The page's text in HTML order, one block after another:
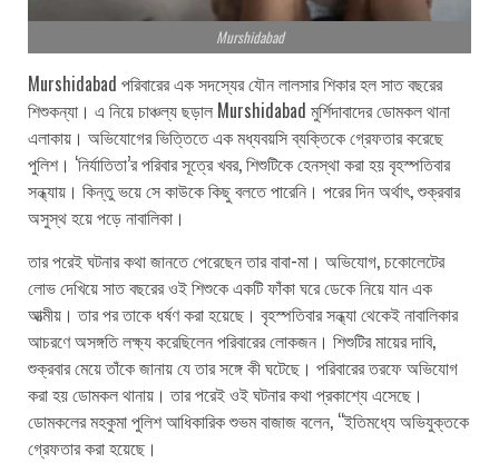
Murshidabad
Murshidabad পরিবারের এক সদস্যের যৌন লালসার শিকার হল সাত বছরের
শিশুকন্যা। এ নিয়ে চাঞ্চল্য ছড়াল Murshidabad মুর্শিদাবাদের ডোমকল থানা
এলাকায়। অভিযোগের ভিত্তিতে এক মধ্যবয়সি ব্যক্তিকে গ্রেফতার করেছে
পুলিশ। ‘নির্যাতিতা’র পরিবার সূত্রে খবর, শিশুটিকে হেনস্থা করা হয় বৃহস্পতিবার
সন্ধ্যায়। কিন্তু ভয়ে সে কাউকে কিছু বলতে পারেনি। পরের দিন অর্থাৎ, শুক্রবার
অসুস্থ হয়ে পড়ে নাবালিকা।
তার পরেই ঘটনার কথা জানতে পেরেছেন তার বাবা-মা। অভিযোগ, চকোলেটের
লোভ দেখিয়ে সাত বছরের ওই শিশুকে একটি ফাঁকা ঘরে ডেকে নিয়ে যান এক
আত্মীয়। তার পর তাকে ধর্ষণ করা হয়েছে। বৃহস্পতিবার সন্ধ্যা থেকেই নাবালিকার
আচরণে অসঙ্গতি লক্ষ্য করেছিলেন পরিবারের লোকজন। শিশুটির মায়ের দাবি,
শুক্রবার মেয়ে তাঁকে জানায় যে তার সঙ্গে কী ঘটেছে। পরিবারের তরফে অভিযোগ
করা হয় ডোমকল থানায়। তার পরেই ওই ঘটনার কথা প্রকাশ্যে এসেছে।
ডোমকলের মহকুমা পুলিশ আধিকারিক শুভম বাজাজ বলেন, ‘‘ইতিমধ্যে অভিযুক্তকে
গ্রেফতার করা হয়েছে।